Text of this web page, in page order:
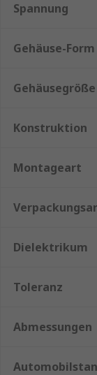
Vishay
Spannung
Gehäuse-Form
Gehäusegröße
Konstruktion
Montageart
Dielektrikum
Toleranz
Abmessungen